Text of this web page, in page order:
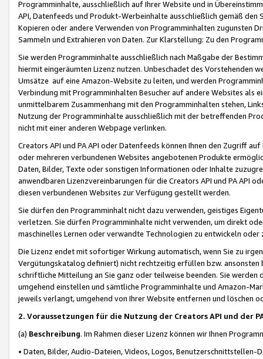
Programminhalte, ausschließlich auf Ihrer Website und in
API, Datenfeeds und Produkt-Werbeinhalte ausschließlich gemäß
Kopieren oder andere Verwenden von Programminhalten zugunsten
Sammeln und Extrahieren von Daten. Zur Klarstellung: Zu den
Sie werden Programminhalte ausschließlich nach Maßgabe der
hiermit eingeräumten Lizenz nutzen. Unbeschadet des Vorstehenden
Umsätze auf eine Amazon-Website zu leiten, und werden
Verbindung mit Programminhalten Besucher auf andere Websites als
unmittelbarem Zusammenhang mit den Programminhalten stehen,
Nutzung der Programminhalte ausschließlich mit der betreffenden
nicht mit einer anderen Webpage verlinken.
Creators API und PA API oder Datenfeeds können Ihnen den Zugriff
oder mehreren verbundenen Websites angebotenen Produkte
Daten, Bilder, Texte oder sonstigen Informationen oder Inhalte
anwendbaren Lizenzvereinbarungen für die Creators API und PA API
diesen verbundenen Websites zur Verfügung gestellt werden.
Sie dürfen den Programminhalt nicht dazu verwenden, geistiges
verletzen. Sie dürfen Programminhalte nicht verwenden, um direkt
maschinelles Lernen oder verwandte Technologien zu entwickeln
Die Lizenz endet mit sofortiger Wirkung automatisch, wenn Sie zu
Vergütungskatalog definiert) nicht rechtzeitig erfüllen bzw. ansonsten
schriftliche Mitteilung an Sie ganz oder teilweise beenden. Sie werden
umgehend einstellen und sämtliche Programminhalte und Amazon-
jeweils verlangt, umgehend von Ihrer Website entfernen und löschen
2. Voraussetzungen für die Nutzung der Creators API und der
(a) Beschreibung. Im Rahmen dieser Lizenz können wir Ihnen
• Daten, Bilder, Audio-Dateien, Videos, Logos, Benutzerschnittstellen-